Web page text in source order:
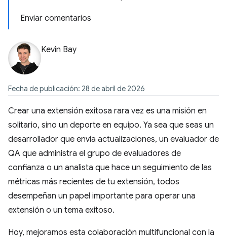
Enviar comentarios
Kevin Bay
Fecha de publicación: 28 de abril de 2026
Crear una extensión exitosa rara vez es una misión en
solitario, sino un deporte en equipo. Ya sea que seas un
desarrollador que envía actualizaciones, un evaluador de
QA que administra el grupo de evaluadores de
confianza o un analista que hace un seguimiento de las
métricas más recientes de tu extensión, todos
desempeñan un papel importante para operar una
extensión o un tema exitoso.
Hoy, mejoramos esta colaboración multifuncional con la